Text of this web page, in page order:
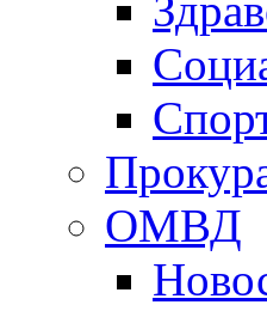
ОМВД